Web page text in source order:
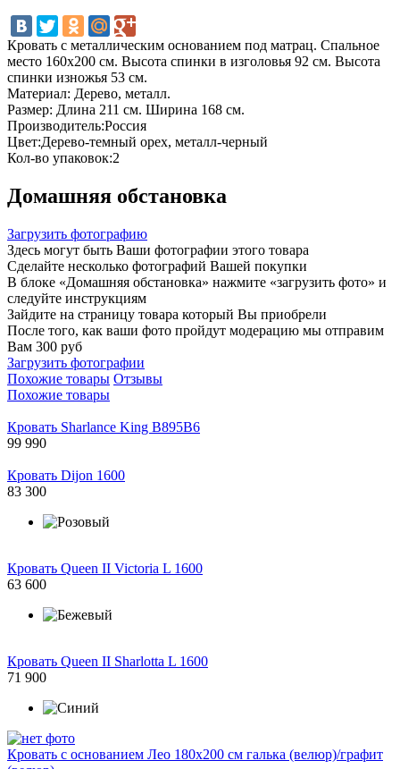
Кровать с металлическим основанием под матрац. Спальное
место 160х200 см. Высота спинки в изголовья 92 см. Высота
спинки изножья 53 см.
Материал: Дерево, металл.
Размер: Длина 211 см. Ширина 168 см.
Производитель:Россия
Цвет:Дерево-темный орех, металл-черный
Кол-во упаковок:2
Домашняя обстановка
Загрузить фотографию
Здесь могут быть Ваши фотографии этого товара
Сделайте несколько фотографий Вашей покупки
В блоке «Домашняя обстановка» нажмите «загрузить фото» и
следуйте инструкциям
Зайдите на страницу товара который Вы приобрели
После того, как ваши фото пройдут модерацию мы отправим
Вам 300 руб
Загрузить фотографии
Похожие товары Отзывы
Похожие товары
Кровать Sharlance King B895B6
99 990
Кровать Dijon 1600
83 300
Кровать Queen II Victoria L 1600
63 600
Кровать Queen II Sharlotta L 1600
71 900
Кровать с основанием Лео 180х200 см галька (велюр)/графит